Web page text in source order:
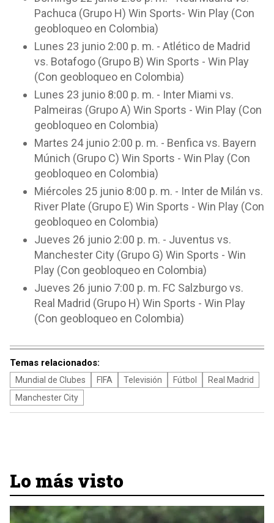
Pachuca (Grupo H) Win Sports- Win Play (Con
geobloqueo en Colombia)
Lunes 23 junio 2:00 p. m. - Atlético de Madrid
vs. Botafogo (Grupo B) Win Sports - Win Play
(Con geobloqueo en Colombia)
Lunes 23 junio 8:00 p. m. - Inter Miami vs.
Palmeiras (Grupo A) Win Sports - Win Play (Con
geobloqueo en Colombia)
Martes 24 junio 2:00 p. m. - Benfica vs. Bayern
Múnich (Grupo C) Win Sports - Win Play (Con
geobloqueo en Colombia)
Miércoles 25 junio 8:00 p. m. - Inter de Milán vs.
River Plate (Grupo E) Win Sports - Win Play (Con
geobloqueo en Colombia)
Jueves 26 junio 2:00 p. m. - Juventus vs.
Manchester City (Grupo G) Win Sports - Win
Play (Con geobloqueo en Colombia)
Jueves 26 junio 7:00 p. m. FC Salzburgo vs.
Real Madrid (Grupo H) Win Sports - Win Play
(Con geobloqueo en Colombia)
Temas relacionados:
Mundial de Clubes FIFA Televisión Fútbol
Real Madrid
Manchester City
Lo más visto